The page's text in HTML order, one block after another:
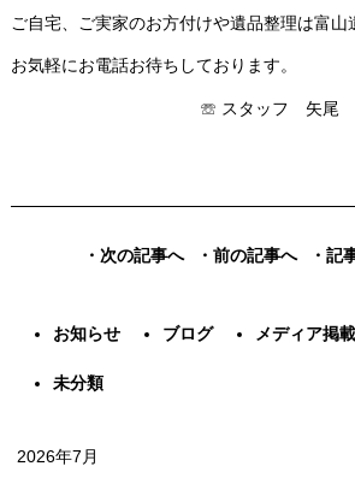
ご自宅、ご実家のお方付けや遺品整理は富山
お気軽にお電話お待ちしております。
☏ スタッフ 矢尾
・次の記事へ ・前の記事へ ・記
お知らせ ブログ メディア掲
未分類
2026年7月